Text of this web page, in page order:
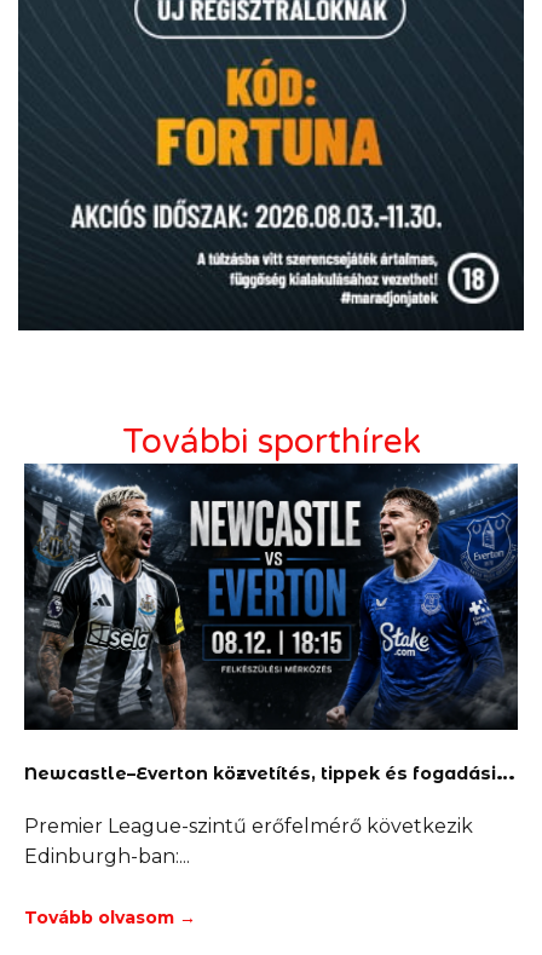
További sporthírek
N
ewcastle–Everton közvetítés, tippek és fogadási lehetőségek
Premier League-szintű erőfelmérő következik
Edinburgh-ban:
Tovább olvasom →